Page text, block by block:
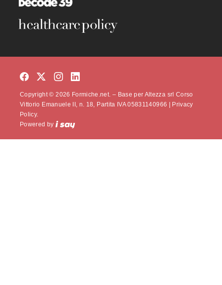
Copyright © 2026 Formiche.net. – Base per Altezza srl Corso
Vittorio Emanuele II, n. 18, Partita IVA 05831140966 |
Privacy
Policy.
Powered by